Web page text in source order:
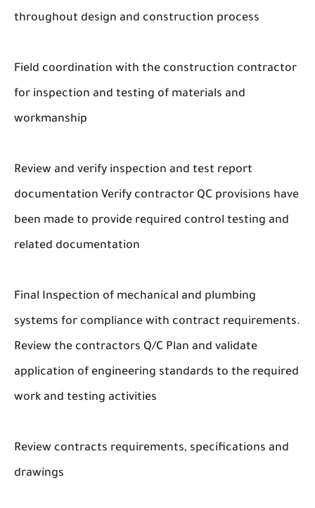
throughout design and construction process
Field coordination with the construction contractor
for inspection and testing of materials and
workmanship
Review and verify inspection and test report
documentation Verify contractor QC provisions have
been made to provide required control testing and
related documentation
Final Inspection of mechanical and plumbing
systems for compliance with contract requirements.
Review the contractors Q/C Plan and validate
application of engineering standards to the required
work and testing activities
Review contracts requirements, specifications and
drawings